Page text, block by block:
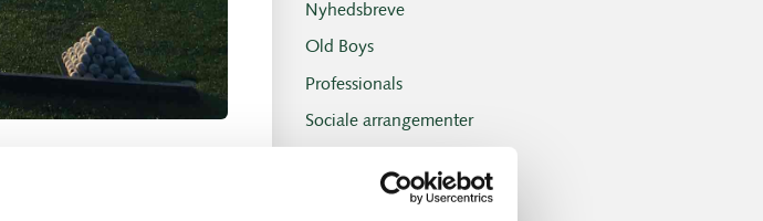
Nyhedsbreve
Old Boys
Professionals
Sociale arrangementer
Tirsdagsklubben resultater